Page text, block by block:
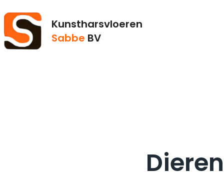
Kunstharsvloeren
Sabbe BV